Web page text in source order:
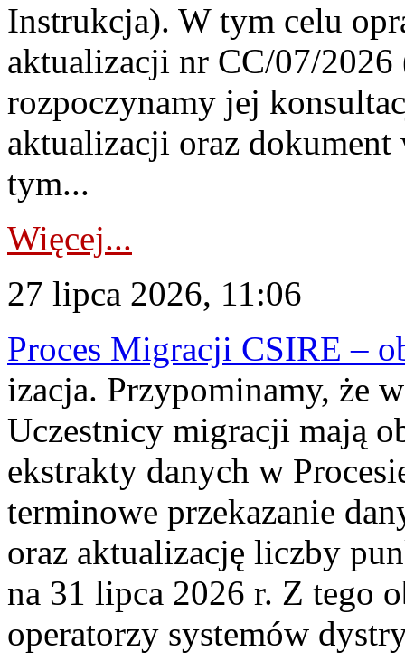
Instrukcja). W tym celu
aktualizacji nr CC/07/
rozpoczynamy jej
aktualizacji oraz
tym...
Więcej...
27 lipca 2026, 11:06
Proces Migracji CSIRE –
izacja. Przypominamy, że
Uczestnicy migracji mają
ekstrakty danych w
terminowe przekazanie
oraz aktualizację liczby
na 31 lipca 2026 r. Z tego
operatorzy systemów